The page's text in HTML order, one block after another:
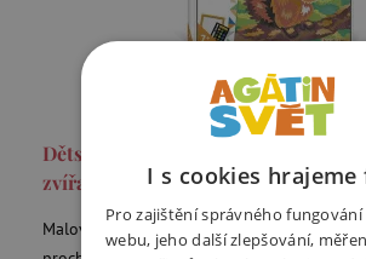
Dětský ateliér maxi - malování
zvířata
Malovat barvou podle čísel zvládne každý.
I s cookies hrajeme
Pro zajištění správného
webu, jeho další zlepšování,